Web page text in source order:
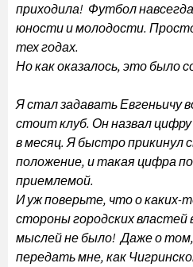
приходила! Футбол
юности и молодости.
тех годах.
Но как оказалось, это было
Я стал задавать Евгеньичу
стоит клуб. Он назвал
в месяц. Я быстро прикинул
положение, и такая цифра
приемлемой.
И уж поверьте, что о каких-
стороны городских
мыслей не было! Даже о
передать мне, как